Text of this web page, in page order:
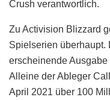
Crush verantwortlich.
Zu Activision Blizzard
Spielserien überhaupt.
erscheinende
Alleine der Ableger
April 2021 über 100